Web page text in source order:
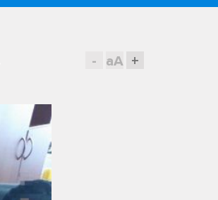
- aA +